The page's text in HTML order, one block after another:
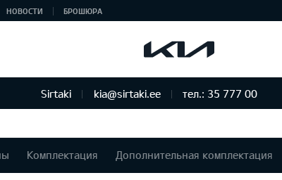
НОВОСТИ БРОШЮРА
Sirtaki kia@sirtaki.ee тел.: 35 777 00
Комплектация Дополнительная комплектация